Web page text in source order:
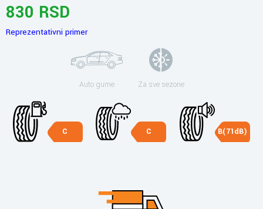
830 RSD
Reprezentativni primer
Auto gume Za sve sezone
C C B(71dB)